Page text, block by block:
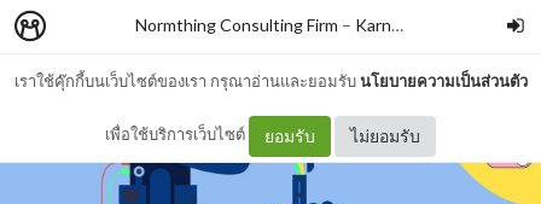
เราใช้คุ๊กกี้บนเว็บไซต์ของเรา กรุณาอ่านและยอมรับนโยบายความเป็นส่วนตัว
เพื่อใช้บริการเว็บไซต์ ยอมรับ ไม่ยอมรับ
Normthing Consulting Firm – Karn Nikrosahakiat